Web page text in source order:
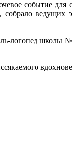
событие для
логопед школы